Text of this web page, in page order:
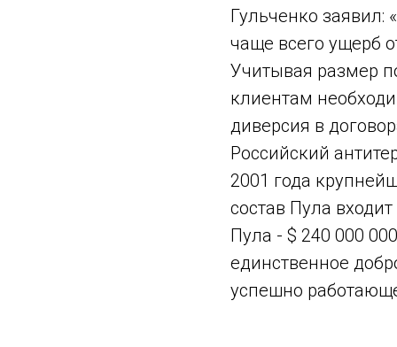
Гульченко заявил:
чаще всего ущерб
Учитывая размер
клиентам
диверсия в
Российский
2001 года
состав Пула
Пула - $ 240 000
единственное
успешно